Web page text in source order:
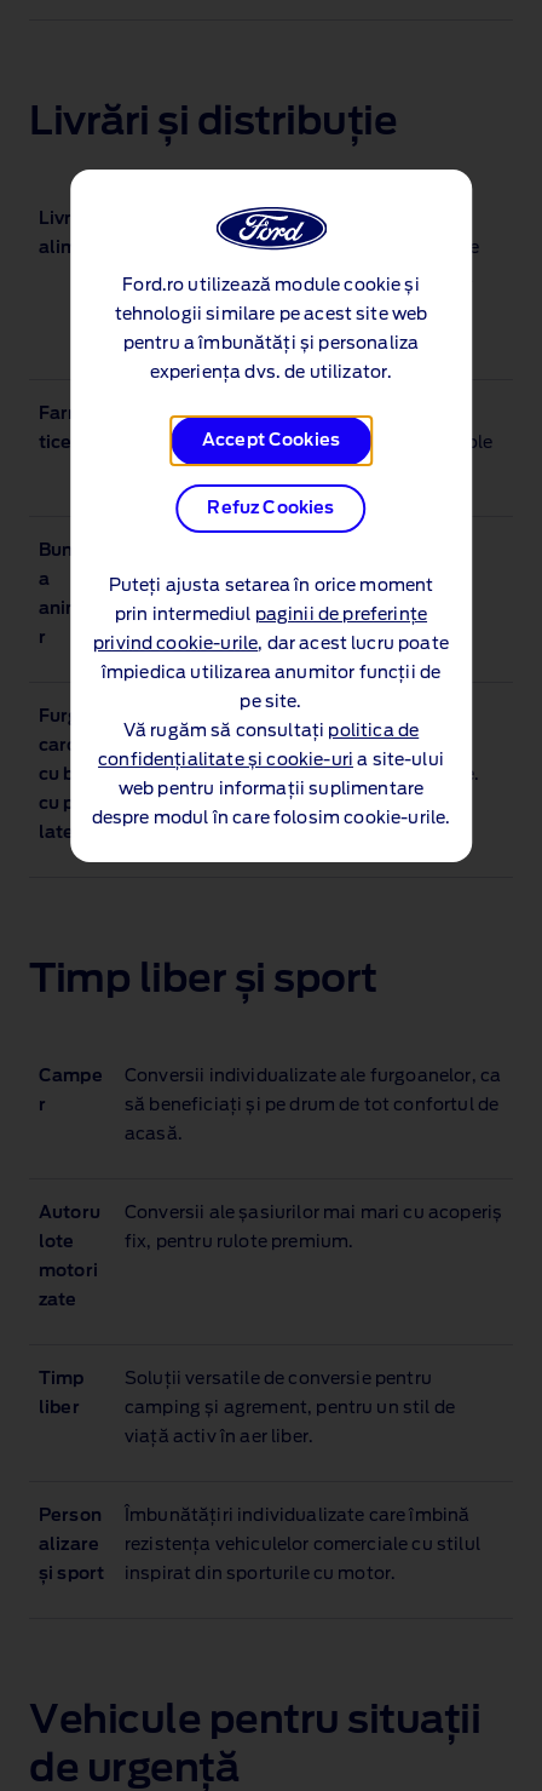
Ford.ro utilizează module cookie și
tehnologii similare pe acest site web
pentru a îmbunătăți și personaliza
experiența dvs. de utilizator.
Accept Cookies
Refuz Cookies
Puteți ajusta setarea în orice moment
prin intermediul paginii de preferințe
privind cookie-urile, dar acest lucru poate
împiedica utilizarea anumitor funcții de
pe site.
Vă rugăm să consultați politica de
confidențialitate și cookie-uri a site-ului
web pentru informații suplimentare
despre modul în care folosim cookie-urile.
Livrări și distribuție
Livrări de
alimente
Spații de încărcare cu temperatură
controlată pentru livrarea de alimente
refrigerate, congelate sau păstrate la
temperatură ambientală (sau o
combinație a celor trei).
Farmaceu
tice
Transporturi specializate, cu
temperatură controlată, pentru articole
Bunăstare
a
animalelo
r
controlată pentru transportul sigur și
confortabil al animalelor.
Furgoane
carosate
cu box sau
cu prelată
laterală
volumul spațiului de încărcare. Ideal
pentru serviciile de mutare sau livrare.
Timp liber și sport
Campe
r
Conversii individualizate ale furgoanelor, ca
să beneficiați și pe drum de tot confortul de
acasă.
Autoru
lote
motori
zate
Conversii ale șasiurilor mai mari cu acoperiș
fix, pentru rulote premium.
Timp
liber
Soluții versatile de conversie pentru
camping și agrement, pentru un stil de
viață activ în aer liber.
Person
alizare
și sport
Îmbunătățiri individualizate care îmbină
rezistența vehiculelor comerciale cu stilul
inspirat din sporturile cu motor.
Vehicule pentru situații
de urgență